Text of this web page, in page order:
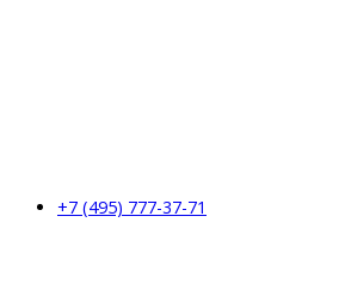
+7 (495) 777-37-71